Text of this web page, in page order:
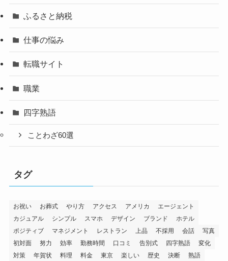
ふるさと納税
仕事の悩み
転職サイト
職業
四字熟語
ことわざ60選
タグ
お祝い お葬式 やり方 アクセス アメリカ
エージェント
カジュアル
シンプル スマホ デザイン ブランド
ホテル
ポジティブ
マネジメント レストラン 上品 不採用 会話
写真
初対面
努力 効率 勤務時間 口コミ 告別式 四字熟語
変化
対策
年賀状 料理 料金 東京 楽しい 歴史 決断 熟語